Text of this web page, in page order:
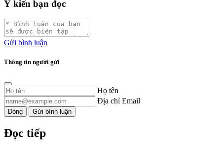
Ý kiến bạn đọc
Gửi bình luận
Thông tin người gửi
Họ tên
Địa chỉ Email
Đóng Gửi bình luận
Đọc tiếp